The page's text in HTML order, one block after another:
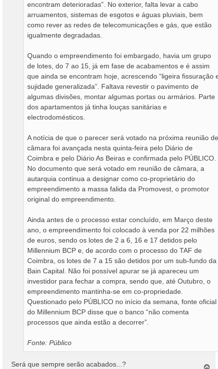
encontram deterioradas”. No exterior, falta levar a cabo
arruamentos, sistemas de esgotos e águas pluviais, bem
como rever as redes de telecomunicações e gás, que estão
igualmente degradadas.
Quando o empreendimento foi embargado, havia um grupo
de lotes, do 7 ao 15, já em fase de acabamentos e é assim
que ainda se encontram hoje, acrescendo “ligeira fissuração
sujidade generalizada”. Faltava revestir o pavimento de
algumas divisões, montar algumas portas ou armários. Parte
dos apartamentos já tinha louças sanitárias e
electrodomésticos.
A notícia de que o parecer será votado na próxima reunião de
câmara foi avançada nesta quinta-feira pelo Diário de
Coimbra e pelo Diário As Beiras e confirmada pelo PÚBLICO.
No documento que será votado em reunião de câmara, a
autarquia continua a designar como co-proprietário do
empreendimento a massa falida da Promovest, o promotor
original do empreendimento.
Ainda antes de o processo estar concluído, em Março deste
ano, o empreendimento foi colocado à venda por 22 milhões
de euros, sendo os lotes de 2 a 6, 16 e 17 detidos pelo
Millennium BCP e, de acordo com o processo do TAF de
Coimbra, os lotes de 7 a 15 são detidos por um sub-fundo da
Bain Capital. Não foi possível apurar se já apareceu um
investidor para fechar a compra, sendo que, até Outubro, o
empreendimento mantinha-se em co-propriedade.
Questionado pelo PÚBLICO no início da semana, fonte oficial
do Millennium BCP disse que o banco “não comenta
processos que ainda estão a decorrer”.
Fonte: Público
Será que sempre serão acabados...?